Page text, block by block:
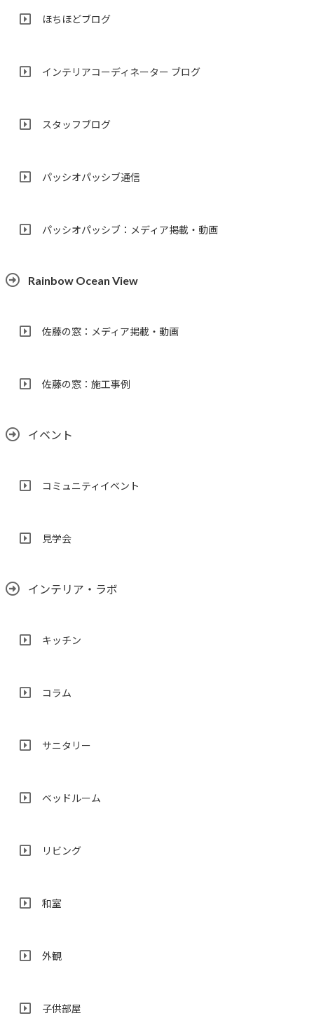
ほちほどブログ
インテリアコーディネーター ブログ
スタッフブログ
パッシオパッシブ通信
パッシオパッシブ：メディア掲載・動画
Rainbow Ocean View
佐藤の窓：メディア掲載・動画
佐藤の窓：施工事例
イベント
コミュニティイベント
見学会
インテリア・ラボ
キッチン
コラム
サニタリー
ベッドルーム
リビング
和室
外観
子供部屋